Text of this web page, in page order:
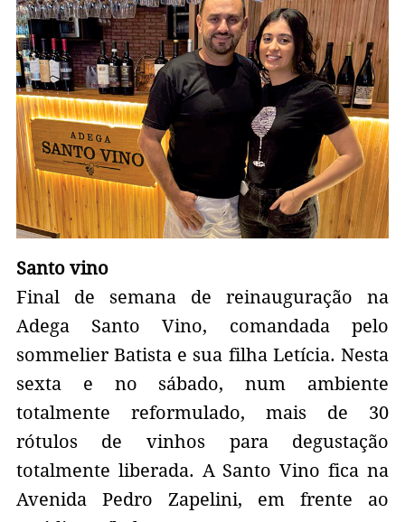
Santo vino
Final de semana de reinauguração na
Adega Santo Vino, comandada pelo
sommelier Batista e sua filha Letícia. Nesta
sexta e no sábado, num ambiente
totalmente reformulado, mais de 30
rótulos de vinhos para degustação
totalmente liberada. A Santo Vino fica na
Avenida Pedro Zapelini, em frente ao